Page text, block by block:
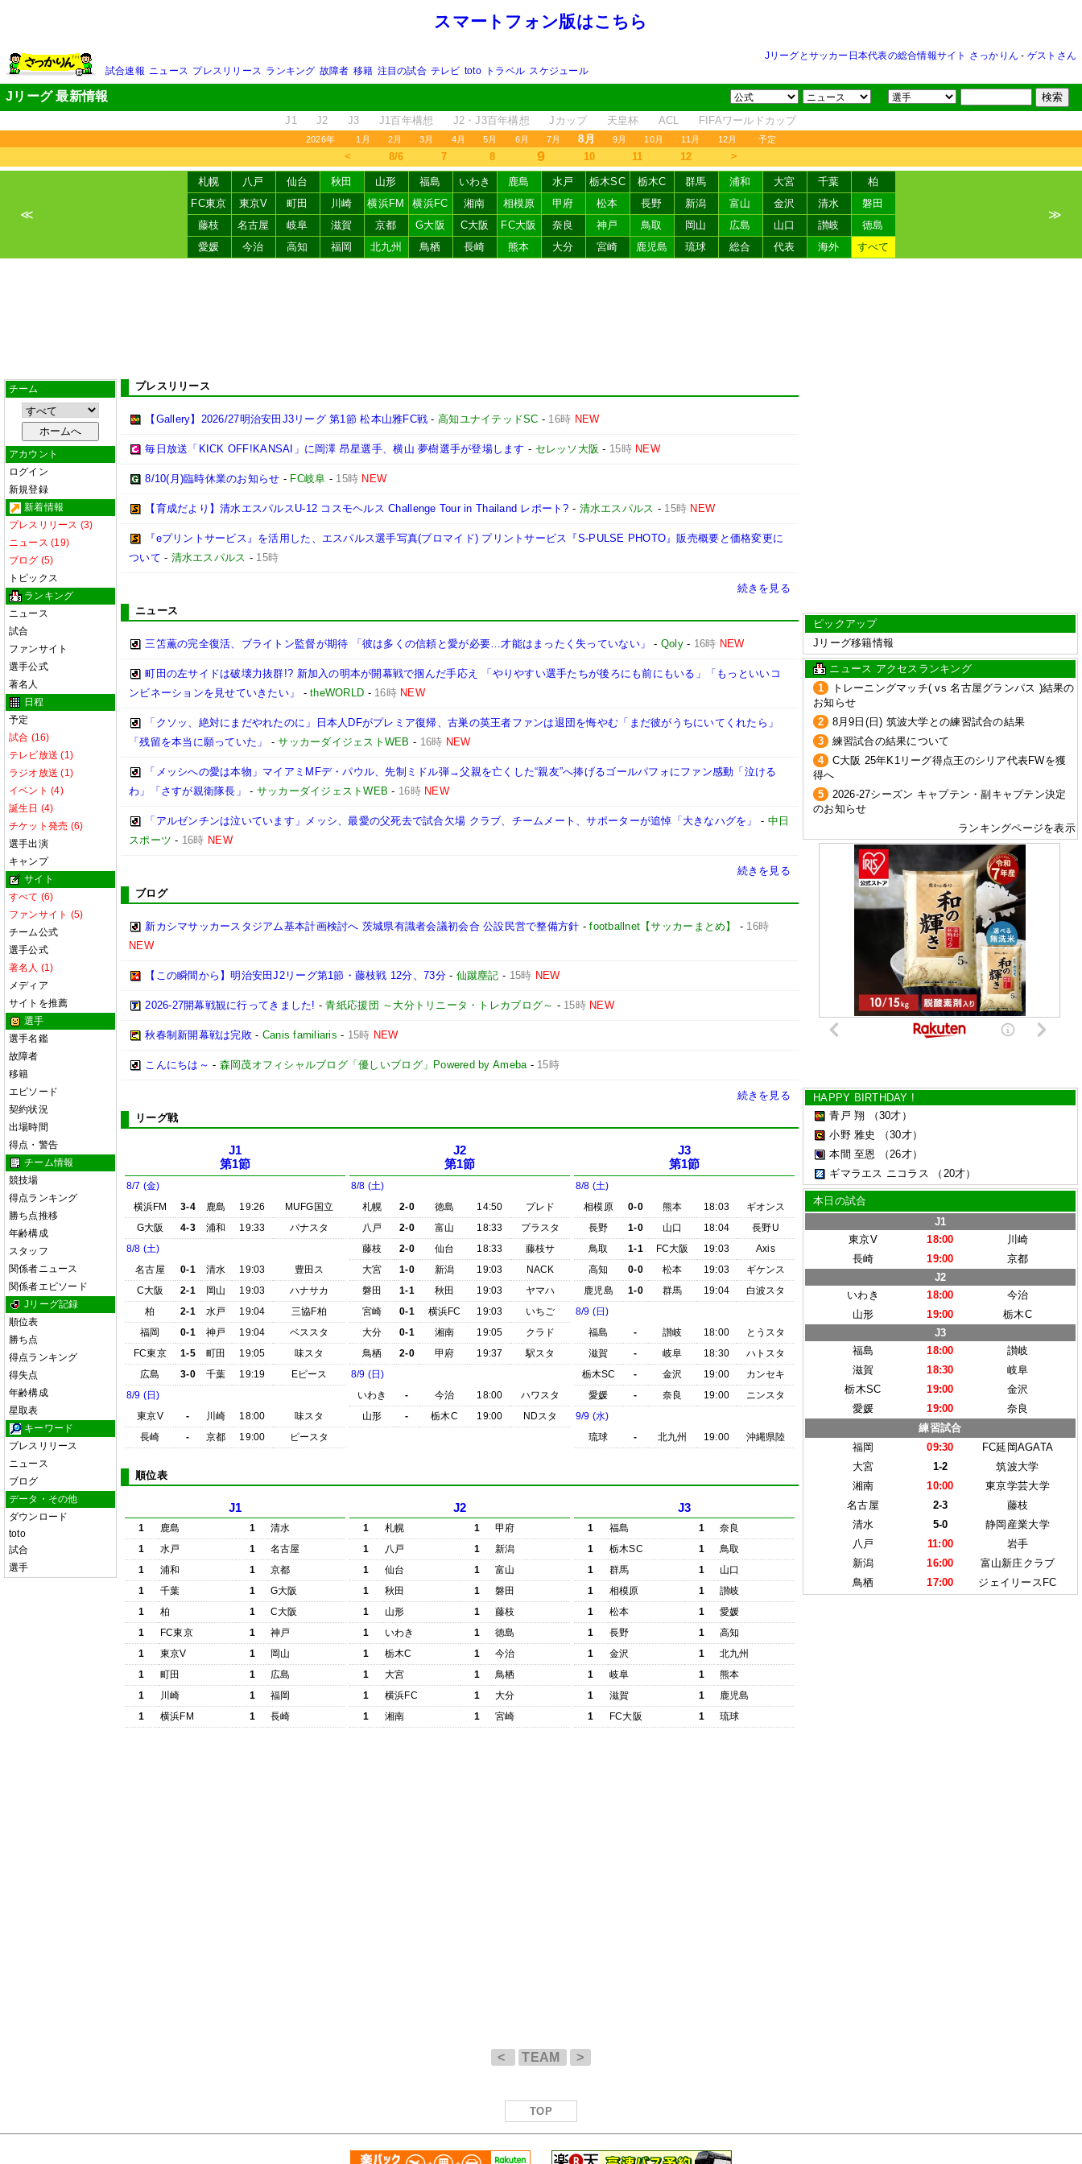
スマートフォン版はこちら
Jリーグとサッカー日本代表の総合情報サイト さっかりん - ゲストさん
試合速報 ニュース プレスリリース ランキング 故障者 移籍 注目の試合 テレビ toto トラベル スケジュール
Jリーグ 最新情報
J1 J2 J3 J1百年構想 J2・J3百年構想 Jカップ 天皇杯 ACL FIFAワールドカップ
2026年 1月 2月 3月 4月 5月 6月 7月 8月 9月 10月 11月 12月 予定
＜ 8/6 7 8 9 10 11 12 ＞
≪
札幌 八戸 仙台 秋田 山形 福島 いわき 鹿島 水戸 栃木SC 栃木C 群馬 浦和 大宮 千葉
柏
FC東京
東京V 町田 川崎 横浜FM 横浜FC 湘南 相模原 甲府 松本 長野 新潟 富山 金沢 清水
磐田
藤枝
名古屋 岐阜 滋賀 京都 G大阪 C大阪 FC大阪 奈良 神戸 鳥取 岡山 広島 山口 讃岐
徳島
愛媛
今治 高知 福岡 北九州 鳥栖 長崎 熊本 大分 宮崎 鹿児島 琉球 総合 代表 海外 すべて
≫
チーム
アカウント
ログイン
新規登録
新着情報
プレスリリース (3)
ニュース (19)
ブログ (5)
トピックス
ランキング
ニュース
試合
ファンサイト
選手公式
著名人
日程
予定
試合 (16)
テレビ放送 (1)
ラジオ放送 (1)
イベント (4)
誕生日 (4)
チケット発売 (6)
選手出演
キャンプ
サイト
すべて (6)
ファンサイト (5)
チーム公式
選手公式
著名人 (1)
メディア
サイトを推薦
選手
選手名鑑
故障者
移籍
エピソード
契約状況
出場時間
得点・警告
チーム情報
競技場
得点ランキング
勝ち点推移
年齢構成
スタッフ
関係者ニュース
関係者エピソード
Jリーグ記録
順位表
勝ち点
得点ランキング
得失点
年齢構成
星取表
キーワード
プレスリリース
ニュース
ブログ
データ・その他
ダウンロード
toto
試合
選手
プレスリリース
【Gallery】2026/27明治安田J3リーグ 第1節 松本山雅FC戦 - 高知ユナイテッドSC - 16時 NEW
毎日放送「KICK OFF!KANSAI」に岡澤 昂星選手、横山 夢樹選手が登場します - セレッソ大阪 - 15時 NEW
8/10(月)臨時休業のお知らせ - FC岐阜 - 15時 NEW
【育成だより】清水エスパルスU-12 コスモヘルス Challenge Tour in Thailand レポート? - 清水エスパルス - 15時 NEW
『eプリントサービス』を活用した、エスパルス選手写真(ブロマイド) プリントサービス『S-PULSE PHOTO』販売概要と価格変更に
ついて - 清水エスパルス - 15時
続きを見る
ニュース
三笘薫の完全復活、ブライトン監督が期待 「彼は多くの信頼と愛が必要…才能はまったく失っていない」 - Qoly- 16時 NEW
町田の左サイドは破壊力抜群!? 新加入の明本が開幕戦で掴んだ手応え 「やりやすい選手たちが後ろにも前にもいる」「もっといいコ
ンビネーションを見せていきたい」
-theWORLD - 16時 NEW
「クソッ、絶対にまだやれたのに」日本人DFがプレミア復帰、古巣の英王者ファンは退団を悔やむ「まだ彼がうちにいてくれたら」
「残留を本当に願っていた」
-サッカーダイジェストWEB - 16時 NEW
「メッシへの愛は本物」マイアミMFデ・パウル、先制ミドル弾→父親を亡くした“親友”へ捧げるゴールパフォにファン感動「泣ける
わ」「さすが親衛隊長」
- サッカーダイジェストWEB - 16時 NEW
「アルゼンチンは泣いています」メッシ、最愛の父死去で試合欠場 クラブ、チームメート、サポーターが追悼「大きなハグを」 - 中日
スポーツ - 16時 NEW
続きを見る
ブログ
新カシマサッカースタジアム基本計画検討へ 茨城県有識者会議初会合 公設民営で整備方針 -footballnet【サッカーまとめ】 - 16時
NEW
【この瞬間から】明治安田J2リーグ第1節・藤枝戦 12分、73分- 仙蹴塵記 - 15時 NEW
2026-27開幕戦観に行ってきました! -青紙応援団 ～大分トリニータ・トレカブログ～ - 15時 NEW
秋春制新開幕戦は完敗- Canis familiaris - 15時 NEW
こんにちは～ - 森岡茂オフィシャルブログ「優しいブログ」Powered by Ameba- 15時
続きを見る
リーグ戦
J1
第1節
8/7 (金)
横浜FM
3-4 鹿島 19:26
MUFG国立
G大阪
4-3 浦和 19:33
パナスタ
8/8 (土)
名古屋
0-1 清水 19:03
豊田ス
C大阪
2-1 岡山 19:03
ハナサカ
柏
2-1 水戸 19:04
三協F柏
福岡
0-1 神戸 19:04
ベススタ
FC東京
1-5 町田 19:05
味スタ
広島
3-0 千葉 19:19
Eピース
8/9 (日)
東京V
- 川崎 18:00
味スタ
長崎
- 京都 19:00 ピースタ
J2
第1節
8/8 (土)
札幌
2-0 徳島 14:50
プレド
八戸
2-0 富山 18:33
プラスタ
藤枝
2-0 仙台 18:33
藤枝サ
大宮
1-0 新潟 19:03
NACK
磐田
1-1 秋田 19:03
ヤマハ
宮崎
0-1 横浜FC 19:03
いちご
大分
0-1 湘南 19:05
クラド
鳥栖
2-0 甲府 19:37
駅スタ
8/9 (日)
いわき
- 今治 18:00
ハワスタ
山形
- 栃木C 19:00 NDスタ
J3
第1節
8/8 (土)
相模原
0-0 熊本 18:03
ギオンス
長野
1-0 山口 18:04
長野U
鳥取
1-1 FC大阪 19:03
Axis
高知
0-0 松本 19:03
ギケンス
鹿児島
1-0 群馬 19:04
白波スタ
8/9 (日)
福島
- 讃岐 18:00
とうスタ
滋賀
- 岐阜 18:30
ハトスタ
栃木SC
- 金沢 19:00
カンセキ
愛媛
- 奈良 19:00
ニンスタ
9/9 (水)
琉球
- 北九州 19:00 沖縄県陸
順位表
J1
1 鹿島 1
清水
1
水戸 1
名古屋
1
浦和 1
京都
1
千葉 1
G大阪
1
柏 1
C大阪
1
FC東京 1
神戸
1
東京V 1
岡山
1
町田 1
広島
1
川崎 1
福岡
1
横浜FM 1 長崎
J2
1 札幌 1
甲府
1
八戸 1
新潟
1
仙台 1
富山
1
秋田 1
磐田
1
山形 1
藤枝
1
いわき 1
徳島
1
栃木C 1
今治
1
大宮 1
鳥栖
1
横浜FC 1
大分
1
湘南 1 宮崎
J3
1 福島 1
奈良
1
栃木SC 1
鳥取
1
群馬 1
山口
1
相模原 1
讃岐
1
松本 1
愛媛
1
長野 1
高知
1
金沢 1
北九州
1
岐阜 1
熊本
1
滋賀 1
鹿児島
1
FC大阪 1 琉球
ピックアップ
Jリーグ移籍情報
ニュース アクセスランキング
1
トレーニングマッチ( vs 名古屋グランパス )結果の
お知らせ
2
8月9日(日) 筑波大学との練習試合の結果
3
練習試合の結果について
4
C大阪 25年K1リーグ得点王のシリア代表FWを獲
得へ
5
2026-27シーズン キャプテン・副キャプテン決定
のお知らせ
ランキングページを表示
HAPPY BIRTHDAY !
青戸 翔
（30才）
小野 雅史
（30才）
本間 至恩
（26才）
ギマラエス ニコラス
（20才）
本日の試合
J1
東京V
18:00
川崎
長崎
19:00
京都
J2
いわき
18:00
今治
山形
19:00
栃木C
J3
福島
18:00
讃岐
滋賀
18:30
岐阜
栃木SC
19:00
金沢
愛媛
19:00
奈良
練習試合
福岡
09:30
FC延岡AGATA
大宮
1-2
筑波大学
湘南
10:00
東京学芸大学
名古屋
2-3
藤枝
清水
5-0
静岡産業大学
八戸
11:00
岩手
新潟
16:00
富山新庄クラブ
鳥栖
17:00 ジェイリースFC
< TEAM >
TOP